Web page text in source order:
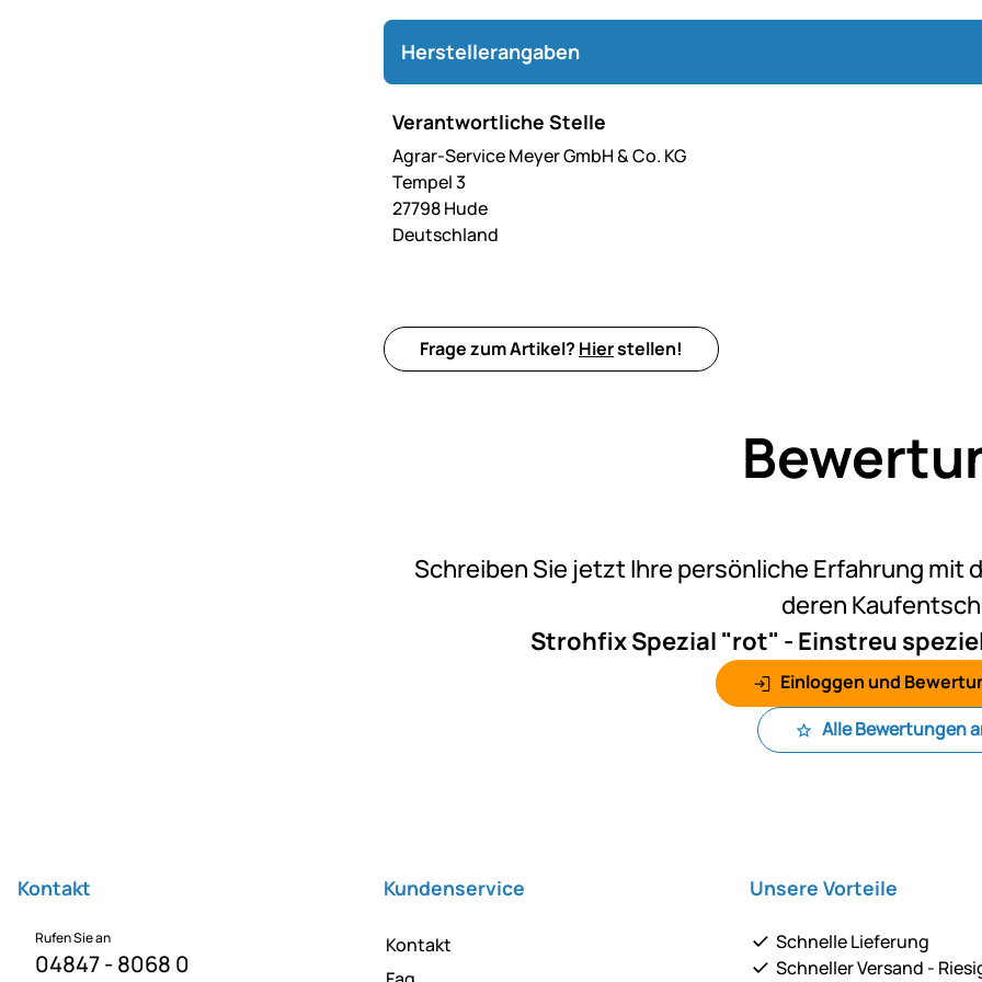
Herstellerangaben
Verantwortliche Stelle
Agrar-Service Meyer GmbH & Co. KG
Tempel 3
27798 Hude
Deutschland
Frage zum Artikel? Hierstellen!
Schreiben Sie jetzt Ihre persönliche Erfahrung mit
deren
Strohfix Spezial "rot" - Einstreu
Einloggen und
Alle Bewertungen
Kontakt
Rufen Sie an
04847 - 8068 0
Kundenservice
Kontakt
Unsere Vorteile
Schnelle Lieferung
Schneller Versand -